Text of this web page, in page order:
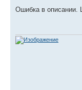
Ошибка в описании.